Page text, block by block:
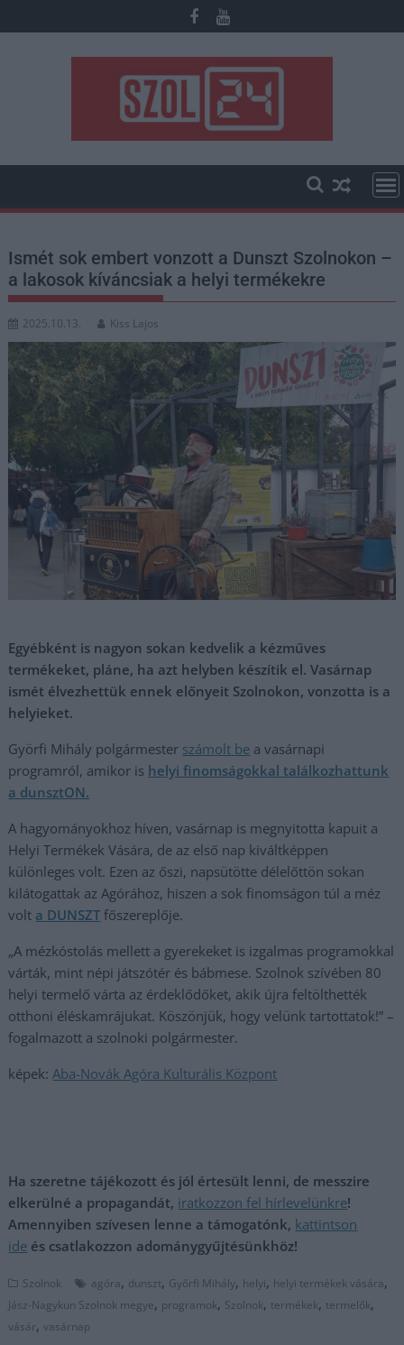
to
Ismét sok embert vonzott a Dunszt Szolnokon –
a lakosok kíváncsiak a helyi termékekre
2025.10.13. Kiss Lajos
Egyébként is nagyon sokan kedvelik a kézműves
termékeket, pláne, ha azt helyben készítik el. Vasárnap
ismét élvezhettük ennek előnyeit Szolnokon, vonzotta is a
helyieket.
Györfi Mihály polgármester számolt be a vasárnapi
programról, amikor is helyi finomságokkal találkozhattunk
a dunsztON.
A hagyományokhoz híven, vasárnap is megnyitotta kapuit a
Helyi Termékek Vására, de az első nap kiváltképpen
különleges volt. Ezen az őszi, napsütötte délelőttön sokan
kilátogattak az Agórához, hiszen a sok finomságon túl a méz
volt a DUNSZT főszereplője.
„A mézkóstolás mellett a gyerekeket is izgalmas programokkal
várták, mint népi játszótér és bábmese. Szolnok szívében 80
helyi termelő várta az érdeklődőket, akik újra feltölthették
otthoni éléskamrájukat. Köszönjük, hogy velünk tartottatok!” –
fogalmazott a szolnoki polgármester.
képek:Aba-Novák Agóra Kulturális Központ
Ha szeretne tájékozott és jól értesült lenni, de messzire
elkerülné a propagandát, iratkozzon fel hírlevelünkre!
Amennyiben szívesen lenne a támogatónk, kattintson
ide és csatlakozzon adománygyűjtésünkhöz!
Szolnok agóra, dunszt, Győrfi Mihály, helyi, helyi termékek vására,
Jász-Nagykun Szolnok megye, programok, Szolnok, termékek, termelők,
vásár,vasárnap